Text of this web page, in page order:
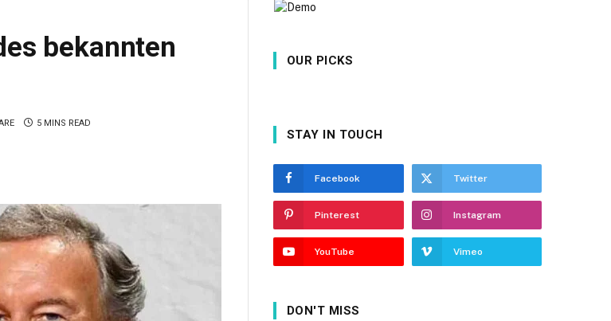
bekannten
5 MINS READ
OUR PICKS
STAY IN TOUCH
Facebook Twitter
Pinterest Instagram
YouTube Vimeo
DON'T MISS